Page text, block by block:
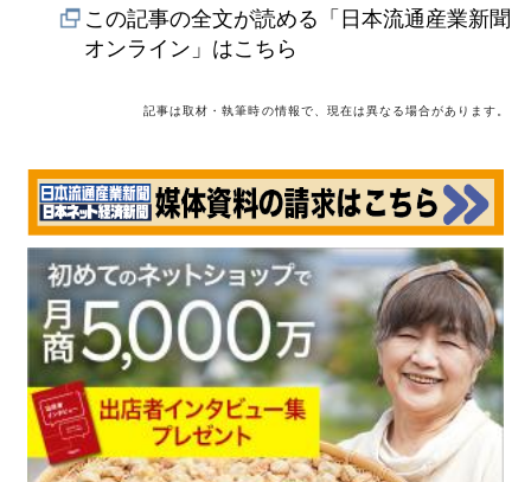
この記事の全文が読める「日本流通産業新聞
オンライン」はこちら
記事は取材・執筆時の情報で、現在は異なる場合があります。